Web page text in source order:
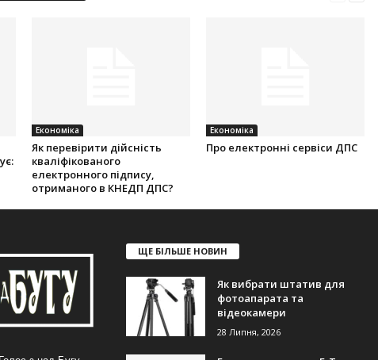
Економіка
Як перевірити дійсність
кваліфікованого
електронного підпису,
отриманого в КНЕДП ДПС?
Економіка
Про електронні сервіси ДПС
ЩЕ БІЛЬШЕ НОВИН
Як вибрати штатив для
фотоапарата та
відеокамери
28 Липня, 2026